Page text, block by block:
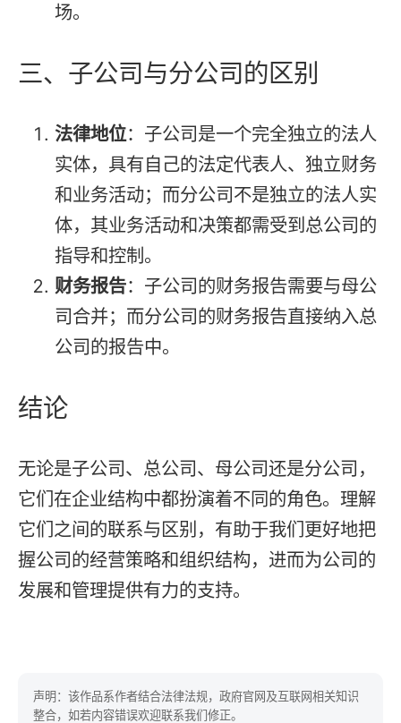
场。
三、子公司与分公司的区别
法律地位：子公司是一个完全独立的法人
实体，具有自己的法定代表人、独立财务
和业务活动；而分公司不是独立的法人实
体，其业务活动和决策都需受到总公司的
指导和控制。
财务报告：子公司的财务报告需要与母公
司合并；而分公司的财务报告直接纳入总
公司的报告中。
结论
无论是子公司、总公司、母公司还是分公司，
它们在企业结构中都扮演着不同的角色。理解
它们之间的联系与区别，有助于我们更好地把
握公司的经营策略和组织结构，进而为公司的
发展和管理提供有力的支持。
声明：该作品系作者结合法律法规，政府官网及互联网相关知识
整合，如若内容错误欢迎联系我们修正。